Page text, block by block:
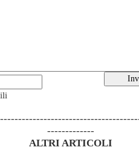
-------------
ALTRI ARTICOLI